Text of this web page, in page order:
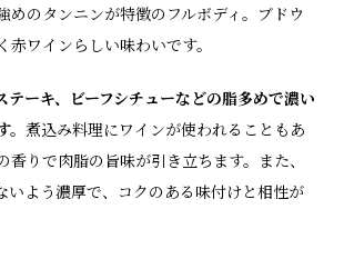
めのタンニンが特徴のフルボディ。ブドウ
赤ワインらしい味わいです。
テーキ、ビーフシチューなどの脂多めで濃い
。煮込み料理にワインが使われることもあ
香りで肉脂の旨味が引き立ちます。また、
いよう濃厚で、コクのある味付けと相性が